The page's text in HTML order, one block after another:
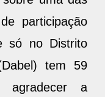
uma das
participação
só no Distrito
tem 59